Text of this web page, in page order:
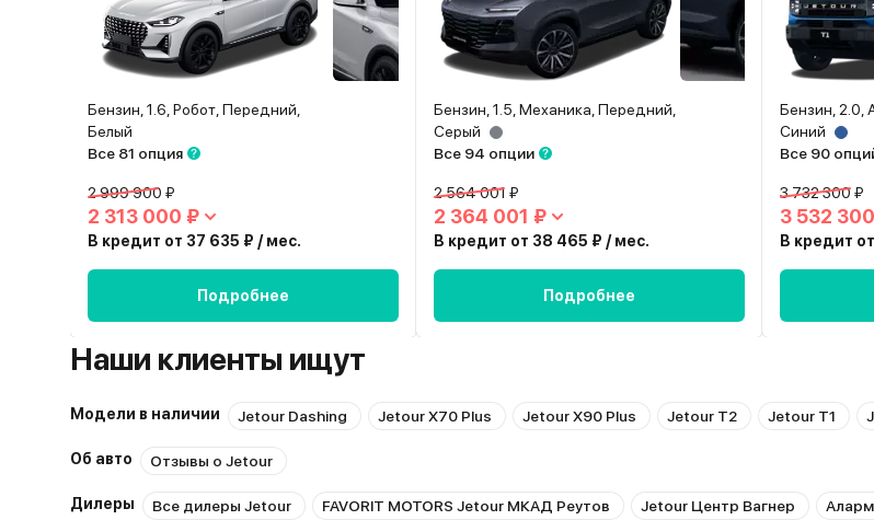
Бензин, 1.6, Робот, Передний,
Белый
Все 81 опция
2 999 900 ₽
2 313 000 ₽
В кредит от 37 635 ₽ / мес.
Подробнее
Бензин, 1.5, Механика, Передний,
Серый
Все 94 опции
2 564 001 ₽
2 364 001 ₽
В кредит от 38 465 ₽ / мес.
Подробнее
Бензин, 2.0,
Синий
Все 90
3 732 300 ₽
3 532
В кредит
Наши клиенты ищут
Модели в наличии Jetour Dashing Jetour X70 Plus Jetour X90 Plus Jetour T2 Jetour T1
Об авто Отзывы о Jetour
Дилеры Все дилеры Jetour FAVORIT MOTORS Jetour МКАД Реутов Jetour Центр Вагнер